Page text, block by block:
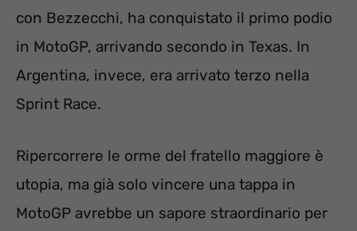
con Bezzecchi, ha conquistato il primo podio
in MotoGP, arrivando secondo in Texas. In
Argentina, invece, era arrivato terzo nella
Sprint Race.
Ripercorrere le orme del fratello maggiore è
utopia, ma già solo vincere una tappa in
MotoGP avrebbe un sapore straordinario per